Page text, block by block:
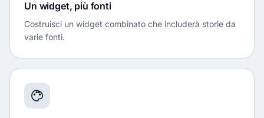
Un widget, più fonti
Costruisci un widget combinato che includerà storie da
varie fonti.